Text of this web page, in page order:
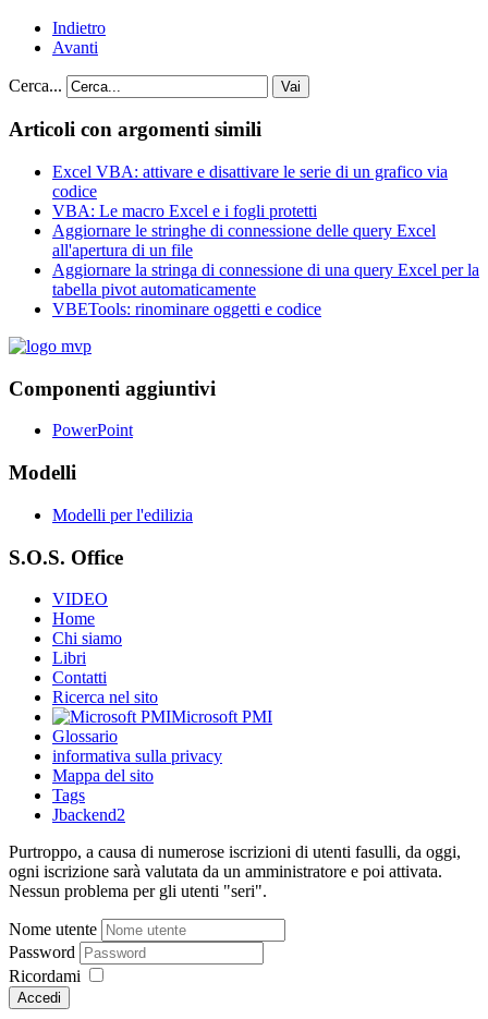
Indietro
Avanti
Cerca... Vai
Articoli con argomenti simili
Excel VBA: attivare e disattivare le serie di un grafico via
codice
VBA: Le macro Excel e i fogli protetti
Aggiornare le stringhe di connessione delle query Excel
all'apertura di un file
Aggiornare la stringa di connessione di una query Excel per la
tabella pivot automaticamente
VBETools: rinominare oggetti e codice
Componenti aggiuntivi
PowerPoint
Modelli
Modelli per l'edilizia
S.O.S. Office
VIDEO
Home
Chi siamo
Libri
Contatti
Ricerca nel sito
Microsoft PMI
Glossario
informativa sulla privacy
Mappa del sito
Tags
Jbackend2
Purtroppo, a causa di numerose iscrizioni di utenti fasulli, da oggi,
ogni iscrizione sarà valutata da un amministratore e poi attivata.
Nessun problema per gli utenti "seri".
Nome utente
Password
Ricordami
Accedi